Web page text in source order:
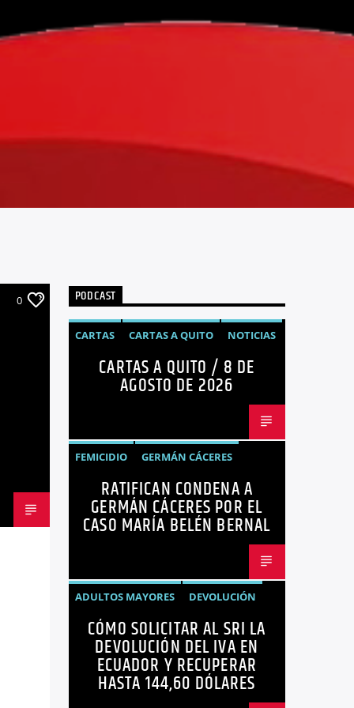
0 PODCAST
CARTAS CARTAS A QUITO
NOTICIAS
OPINIÓNCARTAS A QUITO / 8 DE
AGOSTO DE 2026
FEMICIDIO
GERMÁN CÁCERES
MARÍA BELÉN BERNAL
NOTICIAS
SEGURIDAD
RATIFICAN CONDENA A
GERMÁN CÁCERES POR EL
CASO MARÍA BELÉN BERNAL
ADULTOS MAYORES
DEVOLUCIÓN
ECUADOR
NEGOCIOS
NOTICIAS
PERSONAS CON DISCAPACIDAD
CÓMO SOLICITAR AL SRI LA
DEVOLUCIÓN DEL IVA EN
ECUADOR Y RECUPERAR
HASTA 144,60 DÓLARES